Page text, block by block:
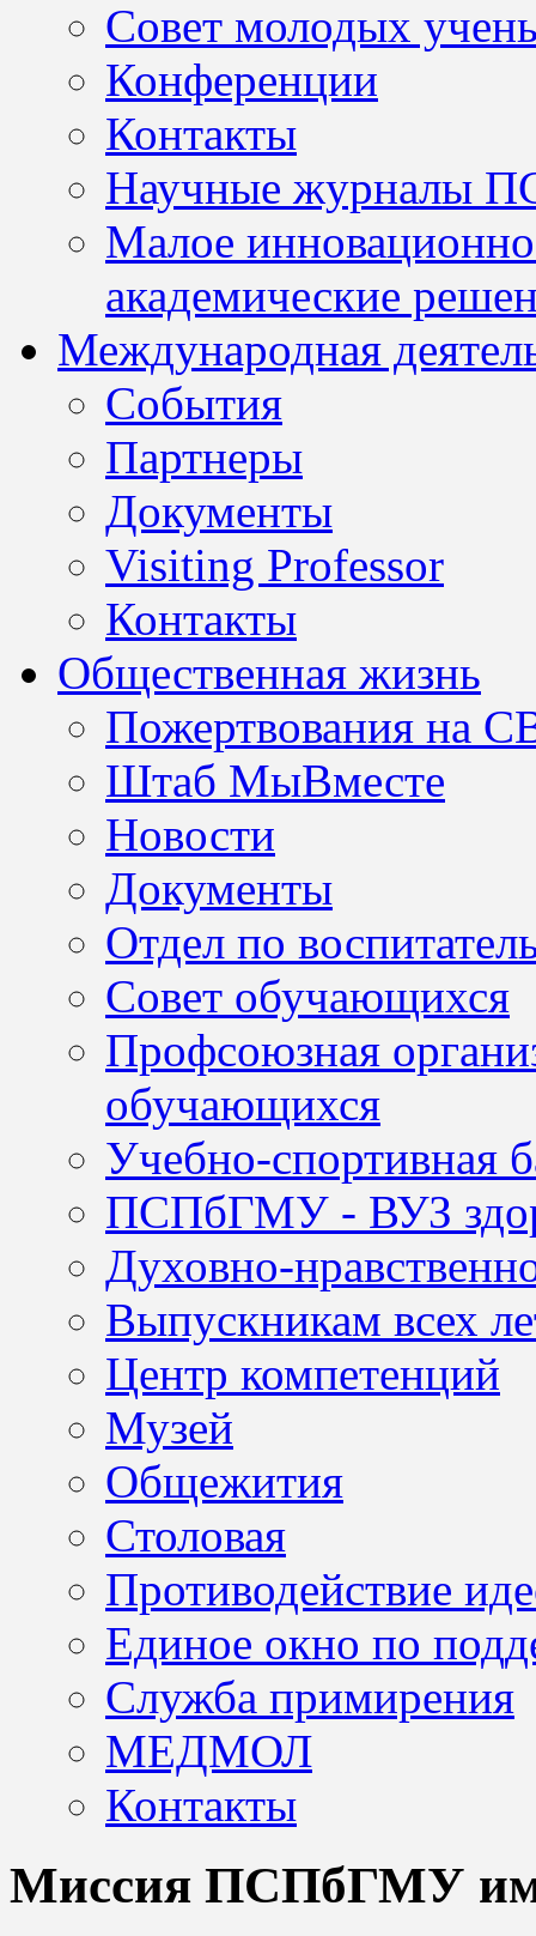
Совет молодых
Конференции
Контакты
Научные журналы
Малое
академические
Международная
События
Партнеры
Документы
Visiting Professor
Контакты
Общественная жизнь
Пожертвования на
Штаб МыВместе
Новости
Документы
Отдел по
Совет обучающихся
Профсоюзная
обучающихся
Учебно-спортивная
ПСПбГМУ - ВУЗ
Духовно-
Выпускникам всех
Центр компетенций
Музей
Общежития
Столовая
Противодействие
Единое окно по
Служба примирения
МЕДМОЛ
Контакты
Миссия ПСПбГМУ